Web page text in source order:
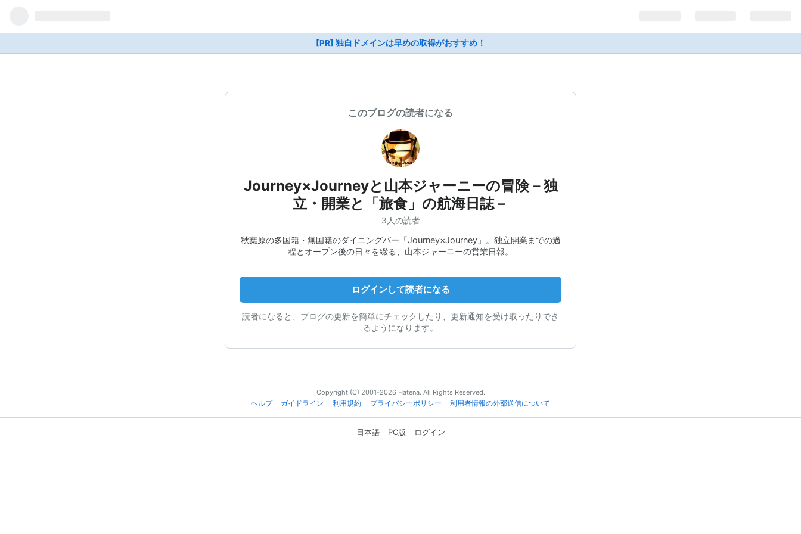
[PR] 独自ドメインは早めの取得がおすすめ！
このブログの読者になる
Journey×Journeyと山本ジャーニーの冒険－独
立・開業と「旅食」の航海日誌－
3人の読者
秋葉原の多国籍・無国籍のダイニングバー「Journey×Journey」。独立開業までの過
程とオープン後の日々を綴る、山本ジャーニーの営業日報。
ログインして読者になる
読者になると、ブログの更新を簡単にチェックしたり、更新通知を受け取ったりでき
るようになります。
Copyright (C) 2001-2026 Hatena. All Rights Reserved.
ヘルプ
ガイドライン 利用規約 プライバシーポリシー 利用者情報の外部送信について
日本語 PC版 ログイン